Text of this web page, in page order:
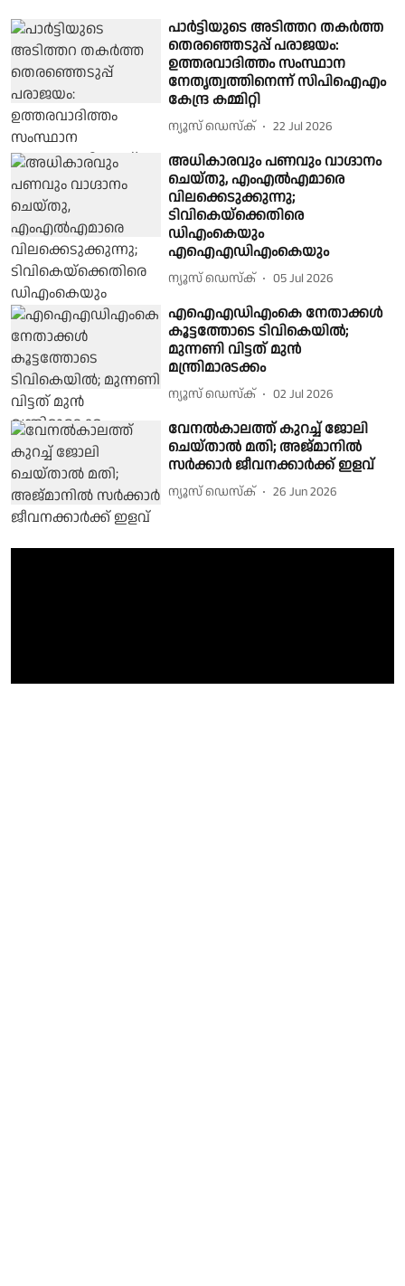
പാർട്ടിയുടെ അടിത്തറ തകര്‍ത്ത
തെരഞ്ഞെടുപ്പ് പരാജയം:
ഉത്തരവാദിത്തം സംസ്ഥാന
നേതൃത്വത്തിനെന്ന് സിപിഐഎം
കേന്ദ്ര കമ്മിറ്റി
ന്യൂസ് ഡെസ്ക് 22 Jul 2026
അധികാരവും പണവും വാഗ്ദാനം
ചെയ്തു, എംഎല്‍എമാരെ
വിലക്കെടുക്കുന്നു;
ടിവികെയ്ക്കെതിരെ
ഡിഎംകെയും
എഐഎഡിഎംകെയും
ന്യൂസ് ഡെസ്ക് 05 Jul 2026
എഐഎഡിഎംകെ നേതാക്കൾ
കൂട്ടത്തോടെ ടിവികെയിൽ;
മുന്നണി വിട്ടത് മുൻ
മന്ത്രിമാരടക്കം
ന്യൂസ് ഡെസ്ക് 02 Jul 2026
വേനല്‍കാലത്ത് കുറച്ച് ജോലി
ചെയ്താല്‍ മതി; അജ്മാനില്‍
സര്‍ക്കാര്‍ ജീവനക്കാര്‍ക്ക് ഇളവ്
ന്യൂസ് ഡെസ്ക് 26 Jun 2026